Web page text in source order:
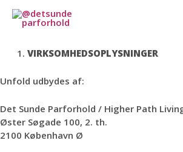
SkipHandelsepolitik for Unfold
Senest opdateret: 18. juni 2026
VIRKSOMHEDSOPLYSNINGER
Unfold udbydes af:
Det Sunde Parforhold / Higher Path
Øster Søgade 100, 2. th.
2100 København Ø